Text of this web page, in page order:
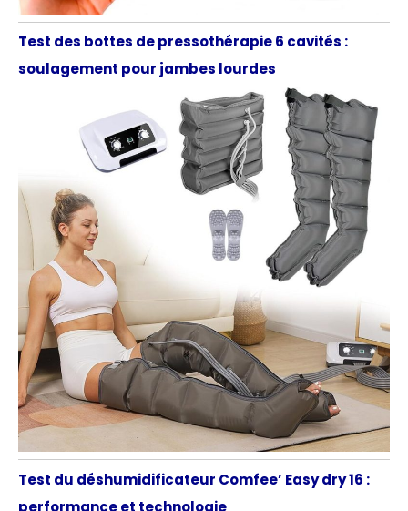
Test des bottes de pressothérapie 6 cavités :
soulagement pour jambes lourdes
Test du déshumidificateur Comfee’ Easy dry 16 :
performance et technologie